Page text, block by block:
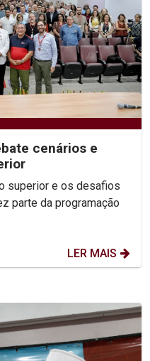
cenários e
superior e os desafios
parte da programação
LER MAIS